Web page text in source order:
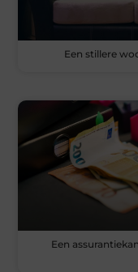
Een stillere
Een